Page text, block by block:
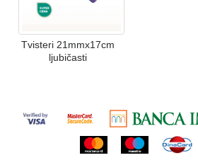
Tvisteri 21mmx17cm
ljubičasti